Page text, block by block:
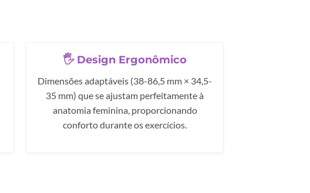
🖐️ Design Ergonômico
Dimensões adaptáveis (38-86,5 mm × 34,5-
35 mm) que se ajustam perfeitamente à
anatomia feminina, proporcionando
conforto durante os exercícios.